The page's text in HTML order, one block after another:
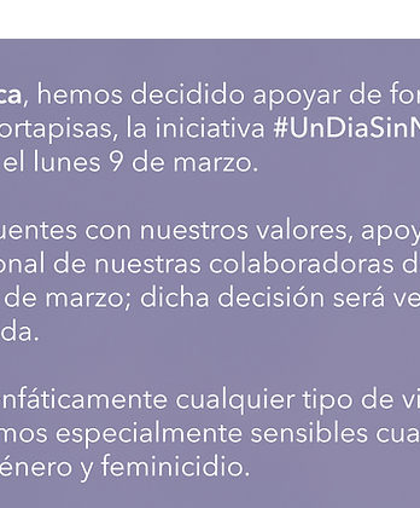
Ultrasonido